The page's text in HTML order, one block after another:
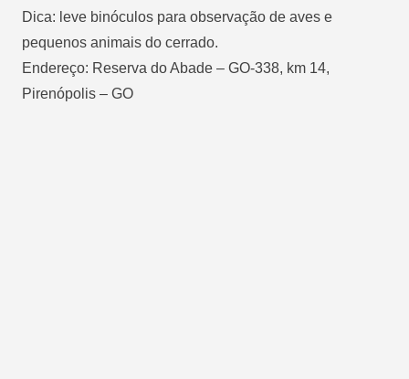
Dica: leve binóculos para observação de aves e
pequenos animais do cerrado.
Endereço: Reserva do Abade – GO-338, km 14,
Pirenópolis – GO